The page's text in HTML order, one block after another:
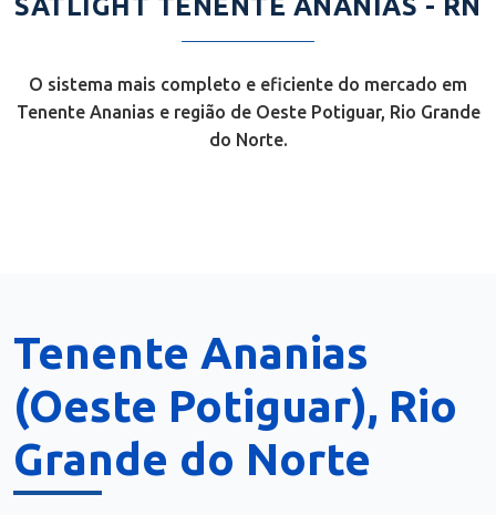
SATLIGHT TENENTE ANANIAS - RN
O sistema mais completo e eficiente do mercado em
Tenente Ananias e região de Oeste Potiguar, Rio Grande
do Norte.
Tenente Ananias
(Oeste Potiguar), Rio
Grande do Norte